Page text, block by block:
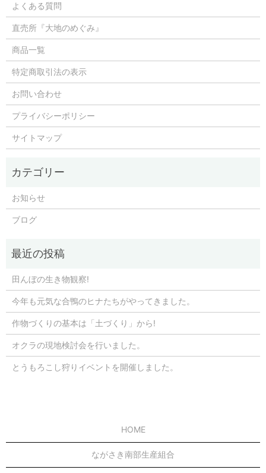
よくある質問
直売所『大地のめぐみ』
商品一覧
特定商取引法の表示
お問い合わせ
プライバシーポリシー
サイトマップ
お知らせ
ブログ
田んぼの生き物観察!
今年も元気な合鴨のヒナたちがやってきました。
作物づくりの基本は「土づくり」から!
オクラの現地検討会を行いました。
とうもろこし狩りイベントを開催しました。
HOME
ながさき南部生産組合